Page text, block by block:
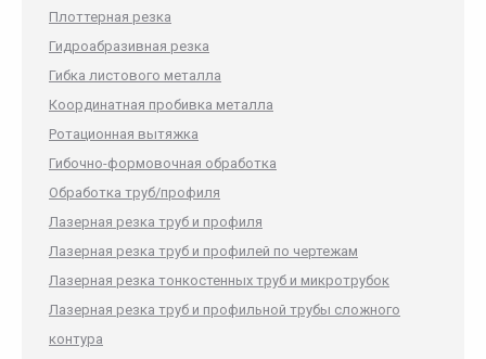
Плоттерная резка
Гидроабразивная резка
Гибка листового металла
Координатная пробивка металла
Ротационная вытяжка
Гибочно-формовочная обработка
Обработка труб/профиля
Лазерная резка труб и профиля
Лазерная резка труб и профилей по чертежам
Лазерная резка тонкостенных труб и микротрубок
Лазерная резка труб и профильной трубы сложного
контура